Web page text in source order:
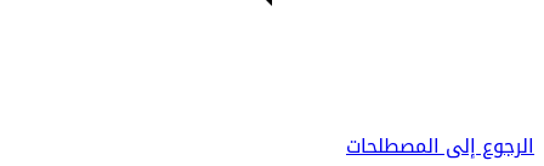
الرجوع إلى المصطلحات